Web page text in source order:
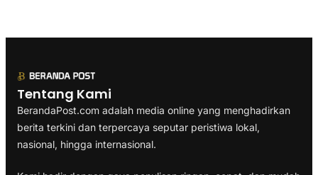
Tentang Kami
BerandaPost.com adalah media online yang menghadirkan
berita terkini dan terpercaya seputar peristiwa lokal,
nasional, hingga internasional.